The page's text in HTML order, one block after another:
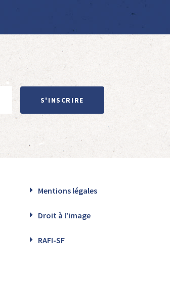
S'INSCRIRE
Mentions légales
Droit à l’image
RAFI-SF